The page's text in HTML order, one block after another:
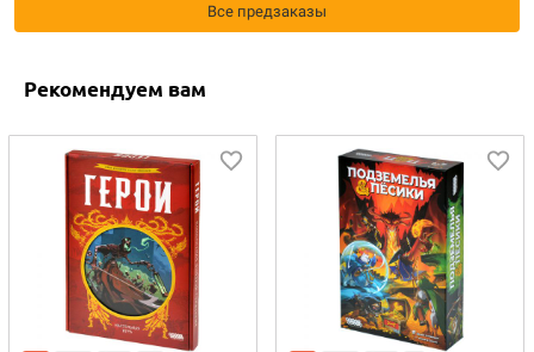
Все предзаказы
Рекомендуем вам